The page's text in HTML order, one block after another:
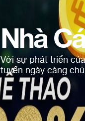
Nhà
Với sự phát triển
tuyến ngày càng